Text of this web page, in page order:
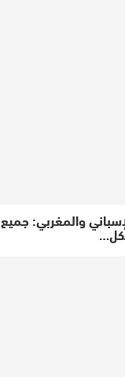
والمغربي: جميع